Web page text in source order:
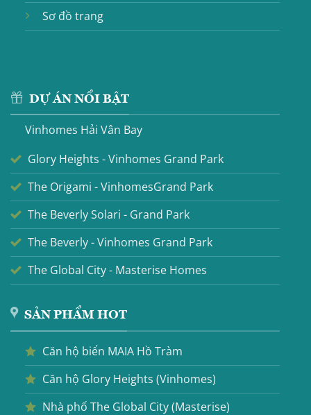
Sơ đồ trang
DỰ ÁN NỔI BẬT
Vinhomes Hải Vân Bay
Glory Heights - Vinhomes Grand Park
The Origami - VinhomesGrand Park
The Beverly Solari - Grand Park
The Beverly - Vinhomes Grand Park
The Global City - Masterise Homes
SẢN PHẨM HOT
Căn hộ biển MAIA Hồ Tràm
Căn hộ Glory Heights (Vinhomes)
Nhà phố The Global City (Masterise)